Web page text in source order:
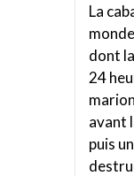
La
dont
24
avant
puis